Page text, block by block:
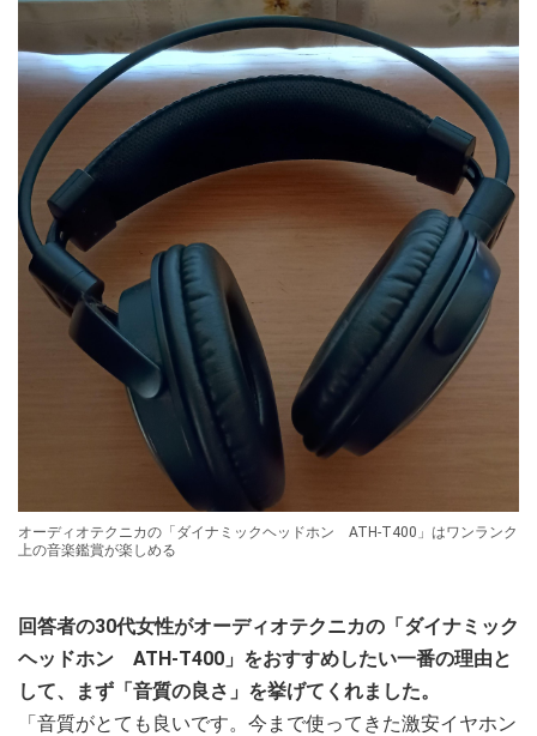
オーディオテクニカの「ダイナミックヘッドホン ATH-T400」はワンランク
上の音楽鑑賞が楽しめる
回答者の30代女性がオーディオテクニカの「ダイナミック
ヘッドホン ATH-T400」をおすすめしたい一番の理由と
して、まず「音質の良さ」を挙げてくれました。
「音質がとても良いです。今まで使ってきた激安イヤホン